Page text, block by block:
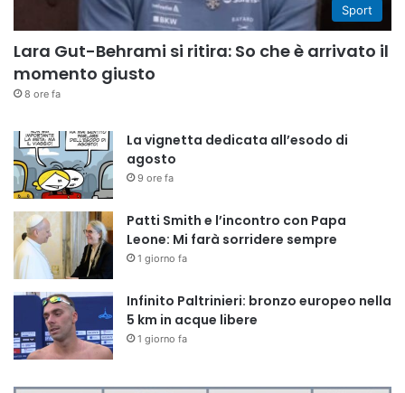
Sport
Lara Gut-Behrami si ritira: So che è arrivato il
momento giusto
8 ore fa
La vignetta dedicata all’esodo di
agosto
9 ore fa
Patti Smith e l’incontro con Papa
Leone: Mi farà sorridere sempre
1 giorno fa
Infinito Paltrinieri: bronzo europeo nella
5 km in acque libere
1 giorno fa